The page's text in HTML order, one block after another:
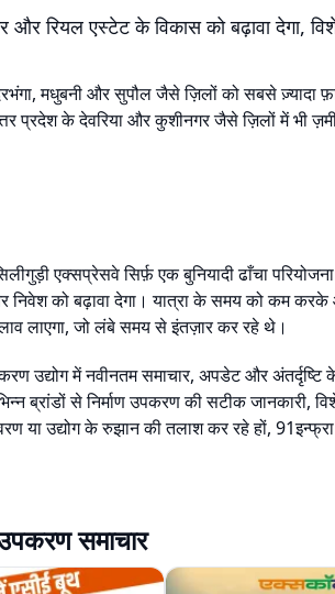
और रियल एस्टेट के विकास को बढ़ावा देगा,
मधुबनी और सुपौल जैसे ज़िलों को सबसे ज़्यादा
प्रदेश के देवरिया और कुशीनगर जैसे ज़िलों में भी
एक्सप्रेसवे सिर्फ़ एक बुनियादी ढाँचा
निवेश को बढ़ावा देगा। यात्रा के समय को कम
लाएगा, जो लंबे समय से इंतज़ार कर रहे थे।
उद्योग में नवीनतम समाचार, अपडेट और अंतर्दृष्टि
ब्रांडों से निर्माण उपकरण की सटीक जानकारी,
या उद्योग के रुझान की तलाश कर रहे हों,
समाचार